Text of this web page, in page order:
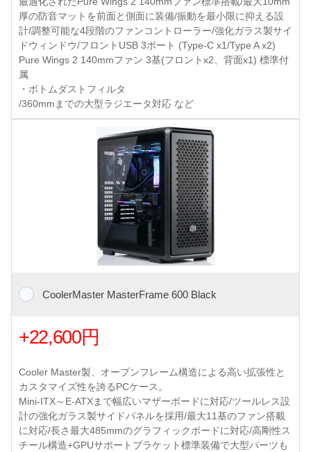
厚の防音マットを前面と側面に装備/振動を最小限に抑える設
計/調整可能な4段階のファンコントローラー/強化ガラス製サイ
ドウィンドウ/フロントUSB 3ポート (Type-C x1/Type A x2)
Pure Wings 2 140mmファン 3基(フロントx2、背面x1) 標準付
属
・ボトムダストフィルタ
/360mmまでの大型ラジエータ対応 など
CoolerMaster MasterFrame 600 Black
+22,600円
Cooler Master製、オープンフレーム構造による高い拡張性と
カスタマイズ性を誇るPCケース。
Mini-ITX～E-ATXまで幅広いマザーボードに対応/ツールレス設
計の強化ガラス製サイドパネルを採用/最大11基のファン搭載
に対応/長さ最大485mmのグラフィックボードに対応/高剛性ス
チール構造+GPUサポートブラケット標準装備で大型パーツも